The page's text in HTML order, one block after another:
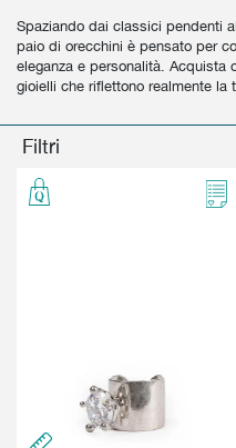
SCARPE
ACCESSORI
BEAUTY & HOME
GIFT CARD
BORSE
SCARPE
PROFUMI
BEAUTY & HOME
Spaziando dai classici pendenti
paio di orecchini è pensato per
eleganza e personalità. Acquista
gioielli che riflettono realmente la
Filtri